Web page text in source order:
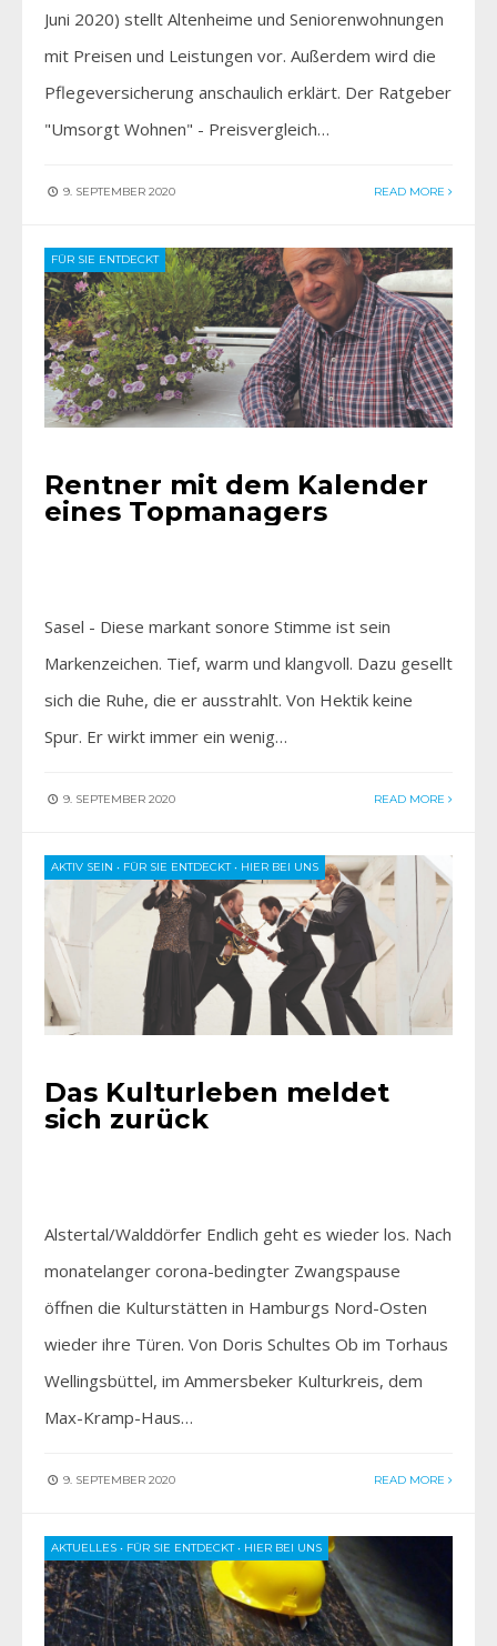
Juni 2020) stellt Altenheime und Seniorenwohnungen
mit Preisen und Leistungen vor. Außerdem wird die
Pflegeversicherung anschaulich erklärt. Der Ratgeber
"Umsorgt Wohnen" - Preisvergleich…
9. SEPTEMBER 2020 READ MORE
FÜR SIE ENTDECKT
Rentner mit dem Kalender
eines Topmanagers
Sasel - Diese markant sonore Stimme ist sein
Markenzeichen. Tief, warm und klangvoll. Dazu gesellt
sich die Ruhe, die er ausstrahlt. Von Hektik keine
Spur. Er wirkt immer ein wenig…
9. SEPTEMBER 2020 READ MORE
AKTIV SEIN • FÜR SIE ENTDECKT• HIER BEI UNS
Das Kulturleben meldet
sich zurück
Alstertal/Walddörfer Endlich geht es wieder los. Nach
monatelanger corona-bedingter Zwangspause
öffnen die Kulturstätten in Hamburgs Nord-Osten
wieder ihre Türen. Von Doris Schultes Ob im Torhaus
Wellingsbüttel, im Ammersbeker Kulturkreis, dem
Max-Kramp-Haus…
9. SEPTEMBER 2020 READ MORE
AKTUELLES • FÜR SIE ENTDECKT• HIER BEI UNS